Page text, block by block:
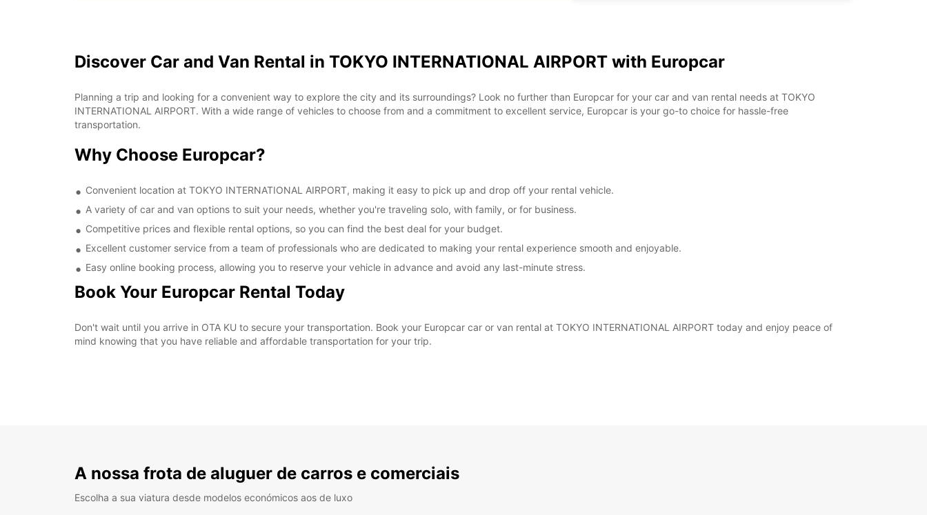
Discover Car and Van Rental in TOKYO INTERNATIONAL AIRPORT with Europcar
Planning a trip and looking for a convenient way to explore the city and its surroundings? Look no further than Europcar for your car and van rental needs at TOKYO
INTERNATIONAL AIRPORT. With a wide range of vehicles to choose from and a commitment to excellent service, Europcar is your go-to choice for hassle-free
transportation.
Why Choose Europcar?
Convenient location at TOKYO INTERNATIONAL AIRPORT, making it easy to pick up and drop off your rental vehicle.
A variety of car and van options to suit your needs, whether you're traveling solo, with family, or for business.
Competitive prices and flexible rental options, so you can find the best deal for your budget.
Excellent customer service from a team of professionals who are dedicated to making your rental experience smooth and enjoyable.
Easy online booking process, allowing you to reserve your vehicle in advance and avoid any last-minute stress.
Book Your Europcar Rental Today
Don't wait until you arrive in OTA KU to secure your transportation. Book your Europcar car or van rental at TOKYO INTERNATIONAL AIRPORT today and enjoy peace of
mind knowing that you have reliable and affordable transportation for your trip.
A nossa frota de aluguer de carros e comerciais
Escolha a sua viatura desde modelos económicos aos de luxo